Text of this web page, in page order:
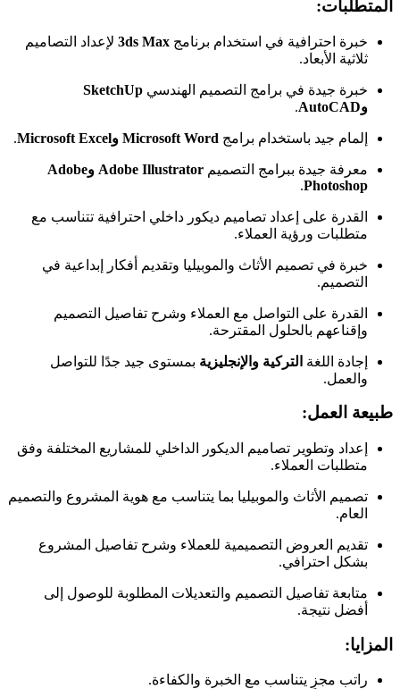
المتطلبات:
خبرة احترافية في استخدام برنامج 3ds Max لإعداد التصاميم
ثلاثية الأبعاد.
خبرة جيدة في برامج التصميم الهندسي SketchUp
وAutoCAD
.
إلمام جيد باستخدام برامج Microsoft Word وMicrosoft Excel .
معرفة جيدة ببرامج التصميم
Adobe Illustrator وAdobe
Photoshop
.
القدرة على إعداد تصاميم ديكور داخلي احترافية تتناسب مع
متطلبات ورؤية العملاء.
خبرة في تصميم الأثاث والموبيليا وتقديم أفكار إبداعية في
التصميم.
القدرة على التواصل مع العملاء وشرح تفاصيل التصميم
وإقناعهم بالحلول المقترحة.
إجادة اللغة التركية والإنجليزية بمستوى جيد جدًا للتواصل
والعمل.
طبيعة العمل:
إعداد وتطوير تصاميم الديكور الداخلي للمشاريع المختلفة وفق
متطلبات العملاء.
تصميم الأثاث والموبيليا بما يتناسب مع هوية المشروع والتصميم
العام.
تقديم العروض التصميمية للعملاء وشرح تفاصيل المشروع
بشكل احترافي.
متابعة تفاصيل التصميم والتعديلات المطلوبة للوصول إلى
أفضل نتيجة.
المزايا:
راتب مجزٍ يتناسب مع الخبرة والكفاءة.